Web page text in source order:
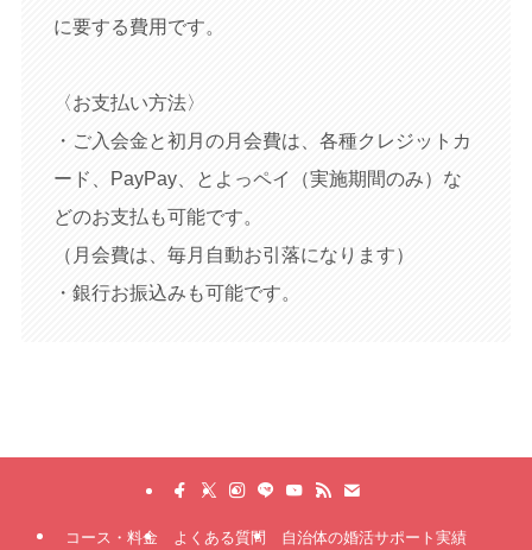
に要する費用です。
〈お支払い方法〉
・ご入会金と初月の月会費は、各種クレジットカ
ード、PayPay、とよっペイ（実施期間のみ）な
どのお支払も可能です。
（月会費は、毎月自動お引落になります）
・銀行お振込みも可能です。
コース・料金 よくある質問 自治体の婚活サポート実績